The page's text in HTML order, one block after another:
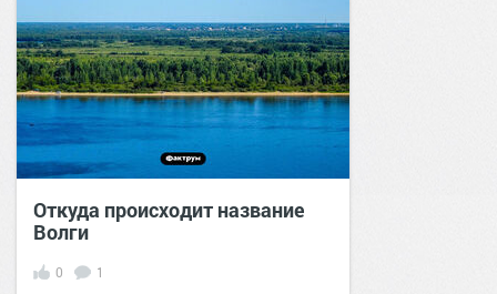
Откуда происходит название
Волги
0 1